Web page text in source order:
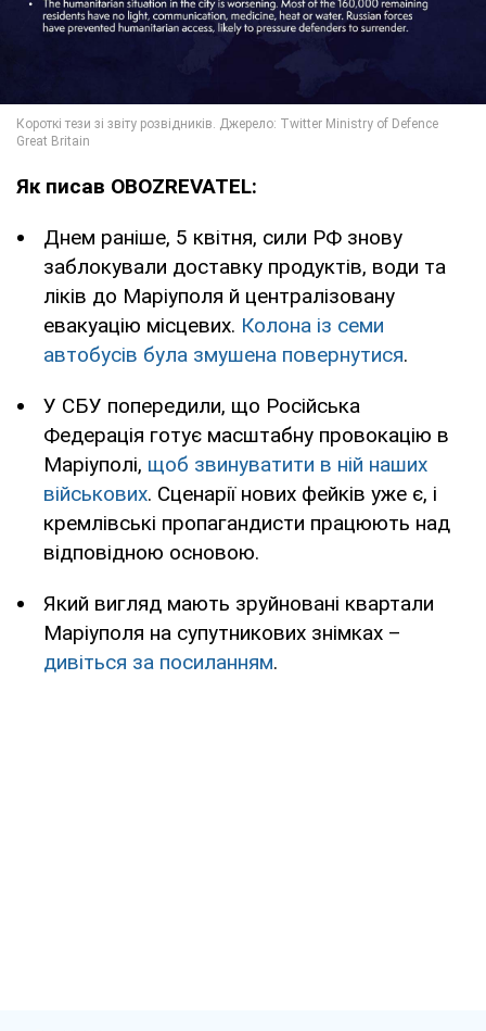
Як писав OBOZREVATEL:
Днем раніше, 5 квітня, сили РФ знову
заблокували доставку продуктів, води та
ліків до Маріуполя й централізовану
евакуацію місцевих. Колона із семи
автобусів була змушена повернутися.
У СБУ попередили, що Російська
Федерація готує масштабну провокацію в
Маріуполі, щоб звинуватити в ній наших
військових. Сценарії нових фейків уже є, і
кремлівські пропагандисти працюють над
відповідною основою.
Який вигляд мають зруйновані квартали
Маріуполя на супутникових знімках –
дивіться за посиланням.